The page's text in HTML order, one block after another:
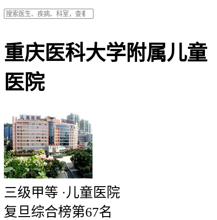
重庆医科大学附属儿童
医院
三级甲等 ·儿童医院
复旦综合榜第67名